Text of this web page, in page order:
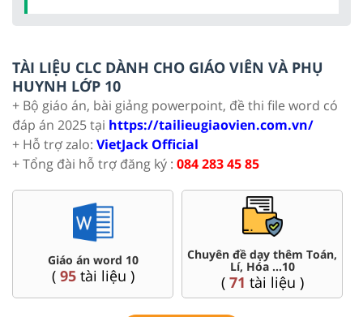
TÀI LIỆU CLC DÀNH CHO GIÁO VIÊN VÀ PHỤ
HUYNH LỚP 10
+ Bộ giáo án, bài giảng powerpoint, đề thi file word có
đáp án 2025 tại https://tailieugiaovien.com.vn/
+ Hỗ trợ zalo: VietJack Official
+ Tổng đài hỗ trợ đăng ký : 084 283 45 85
Giáo án word 10
( 95tài liệu )
Chuyên đề dạy thêm Toán,
Lí, Hóa ...10
( 71 tài liệu )